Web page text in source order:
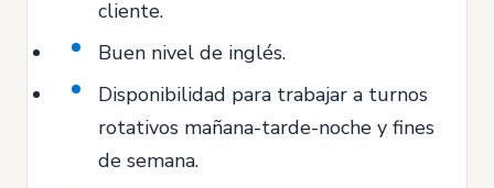
cliente.
Buen nivel de inglés.
Disponibilidad para trabajar a turnos
rotativos mañana-tarde-noche y fines
de semana.